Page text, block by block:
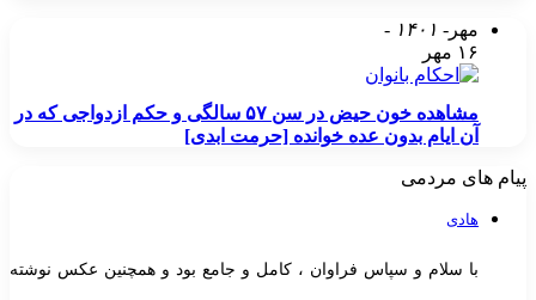
مهر - ۱۴۰۱ -
۱۶ مهر
مشاهده خون حیض در سن ۵۷ سالگی و حکم ازدواجی که در
آن ایام بدون عده خوانده [حرمت ابدی]
پیام های مردمی
هادی
با سلام و سپاس فراوان ، کامل و جامع بود و همچنین عکس نوشته